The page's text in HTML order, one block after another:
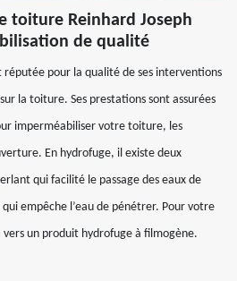
toiture Reinhard Joseph
de qualité
réputée pour la qualité de ses interventions
la toiture. Ses prestations sont assurées
imperméabiliser votre toiture, les
En hydrofuge, il existe deux
qui facilité le passage des eaux de
empêche l’eau de pénétrer. Pour votre
un produit hydrofuge à filmogène.